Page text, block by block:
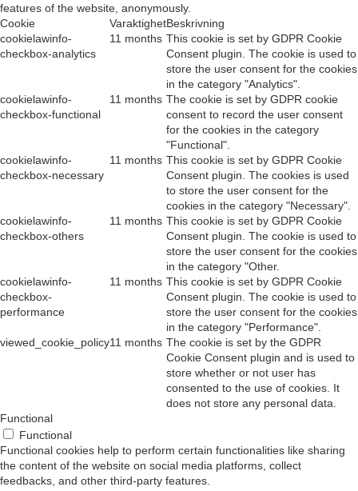
features of the website, anonymously.
Cookie
VaraktighetBeskrivning
cookielawinfo-
checkbox-analytics
11 months This cookie is set by GDPR Cookie
Consent plugin. The cookie is used to
store the user consent for the cookies
in the category "Analytics".
cookielawinfo-
checkbox-functional
11 months The cookie is set by GDPR cookie
consent to record the user consent
for the cookies in the category
"Functional".
cookielawinfo-
checkbox-necessary
11 months This cookie is set by GDPR Cookie
Consent plugin. The cookies is used
to store the user consent for the
cookies in the category "Necessary".
cookielawinfo-
checkbox-others
11 months This cookie is set by GDPR Cookie
Consent plugin. The cookie is used to
store the user consent for the cookies
in the category "Other.
cookielawinfo-
checkbox-
performance
11 months This cookie is set by GDPR Cookie
Consent plugin. The cookie is used to
store the user consent for the cookies
in the category "Performance".
viewed_cookie_policy11 months The cookie is set by the GDPR
Cookie Consent plugin and is used to
store whether or not user has
consented to the use of cookies. It
does not store any personal data.
Functional
Functional
Functional cookies help to perform certain functionalities like sharing
the content of the website on social media platforms, collect
feedbacks, and other third-party features.